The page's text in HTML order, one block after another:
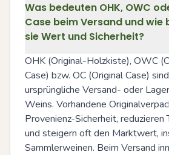
Was bedeuten OHK, OWC
Case beim Versand und wie
sie Wert und Sicherheit?
OHK (Original-Holzkiste), OWC
Case) bzw. OC (Original Case)
ursprüngliche Versand- oder
Weins. Vorhandene
Provenienz-Sicherheit, reduzieren
und steigern oft den Marktwert,
Sammlerweinen. Beim Versand